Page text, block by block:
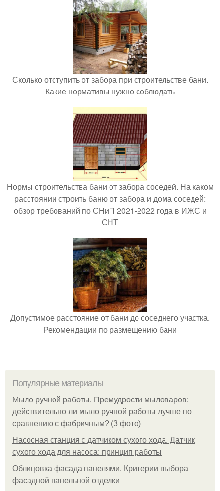
Сколько отступить от забора при строительстве бани.
Какие нормативы нужно соблюдать
Нормы строительства бани от забора соседей. На каком
расстоянии строить баню от забора и дома соседей:
обзор требований по СНиП 2021-2022 года в ИЖС и
СНТ
Допустимое расстояние от бани до соседнего участка.
Рекомендации по размещению бани
Популярные материалы
Мыло ручной работы. Премудрости мыловаров:
действительно ли мыло ручной работы лучше по
сравнению с фабричным? (3 фото)
Насосная станция с датчиком сухого хода. Датчик
сухого хода для насоса: принцип работы
Облицовка фасада панелями. Критерии выбора
фасадной панельной отделки